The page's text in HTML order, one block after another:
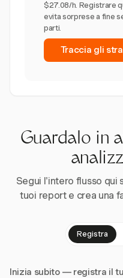
$27.08/h. Registrare
evita sorprese a fine
parti.
Traccia gli
Guardalo in
Segui l'intero flusso qui
tuoi report e crea una
Registra
Inizia subito — registra il